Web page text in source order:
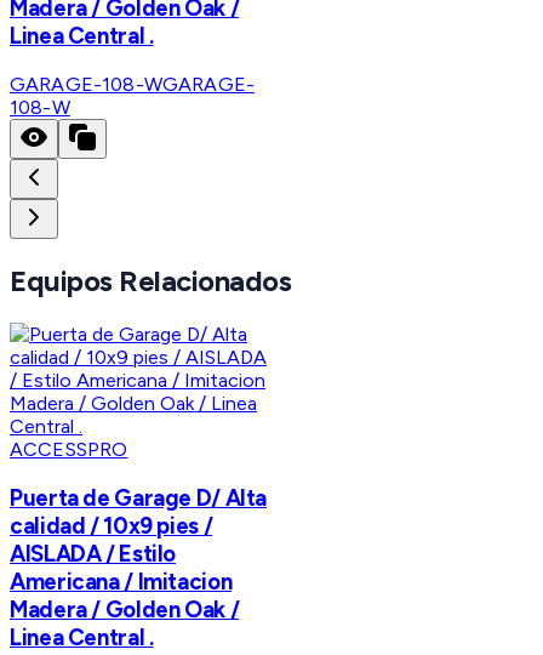
Madera / Golden Oak /
Linea Central .
GARAGE-108-WGARAGE-
108-W
Equipos Relacionados
ACCESSPRO
Puerta de Garage D/ Alta
calidad / 10x9 pies /
AISLADA / Estilo
Americana / Imitacion
Madera / Golden Oak /
Linea Central .